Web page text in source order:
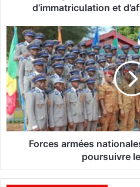
a
C
I
L
r
e
ç
o
i
t
d’immatriculation et
F
o
r
c
e
s
a
r
m
s
n
Forces armées
poursuivre